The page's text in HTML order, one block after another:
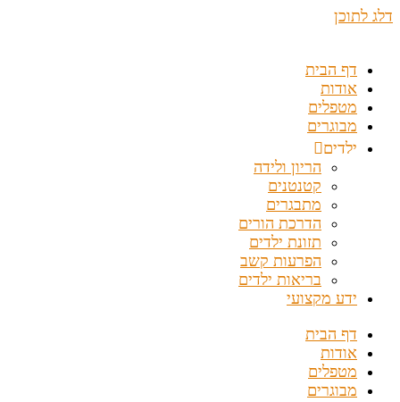
דלג לתוכן
דף הבית
אודות
מטפלים
מבוגרים
ילדים
הריון ולידה
קטנטנים
מתבגרים
הדרכת הורים
תזונת ילדים
הפרעות קשב
בריאות ילדים
ידע מקצועי
דף הבית
אודות
מטפלים
מבוגרים